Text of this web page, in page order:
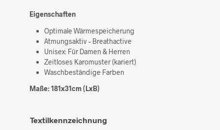
Eigenschaften
Optimale Wärmespeicherung
Atmungsaktiv – Breathactive
Unisex: Für Damen & Herren
Zeitloses Karomuster (kariert)
Waschbeständige Farben
Maße: 181x31cm (LxB)
Textilkennzeichnung